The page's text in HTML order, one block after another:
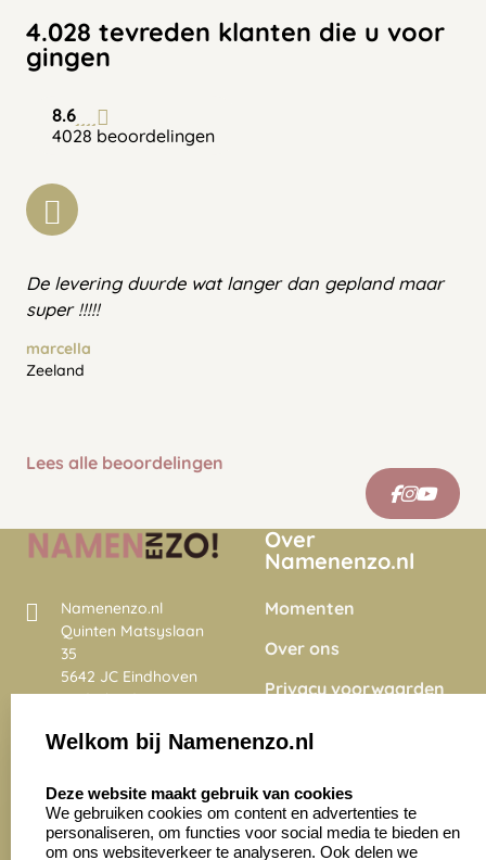
4.028 tevreden klanten die u voor
gingen
8.6
4028 beoordelingen
De levering duurde wat langer dan gepland maar
super !!!!!
marcella
Zeeland
Lees alle beoordelingen
Namenenzo.nl
Quinten Matsyslaan
35
5642 JC Eindhoven
Nederland
4028 beoordelingen
Over
Namenenzo.nl
Momenten
Over ons
Privacy voorwaarden
Onze vacatures
Zakelijk: Klantenservice:
Welkom bij Namenenzo.nl
Deze website maakt gebruik van cookies
We gebruiken cookies om content en advertenties te
personaliseren, om functies voor social media te bieden en
om ons websiteverkeer te analyseren. Ook delen we